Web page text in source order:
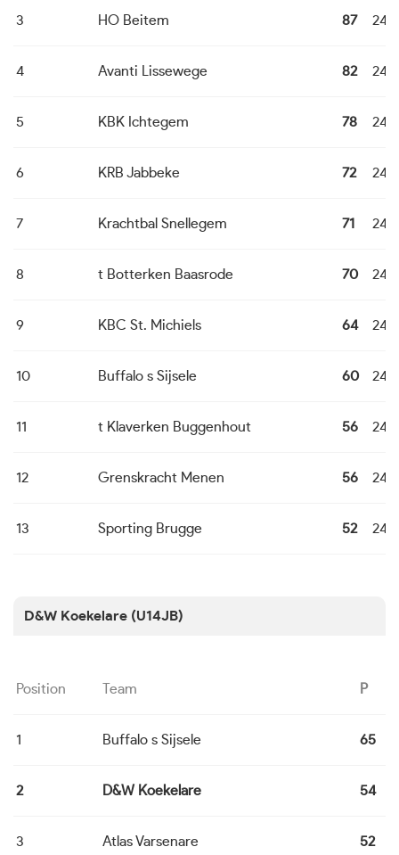
3 HO Beitem 87 24
4 Avanti Lissewege 82 24
5 KBK Ichtegem 78 24
6 KRB Jabbeke 72 24
7 Krachtbal Snellegem 71 24
8 t Botterken Baasrode 70 24
9 KBC St. Michiels 64 24
10 Buffalo s Sijsele 60 24
11 t Klaverken Buggenhout 56 24
12 Grenskracht Menen 56 24
13 Sporting Brugge 52 24
D&W Koekelare (U14JB)
Position Team P
1 Buffalo s Sijsele 65
2 D&W Koekelare 54
3 Atlas Varsenare 52